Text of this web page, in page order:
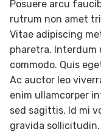
Posuere arcu
rutrum non amet
Vitae adipiscing
pharetra. Interdum
commodo. Quis
Ac auctor leo
enim ullamcorper
sed sagittis. Id mi
gravida